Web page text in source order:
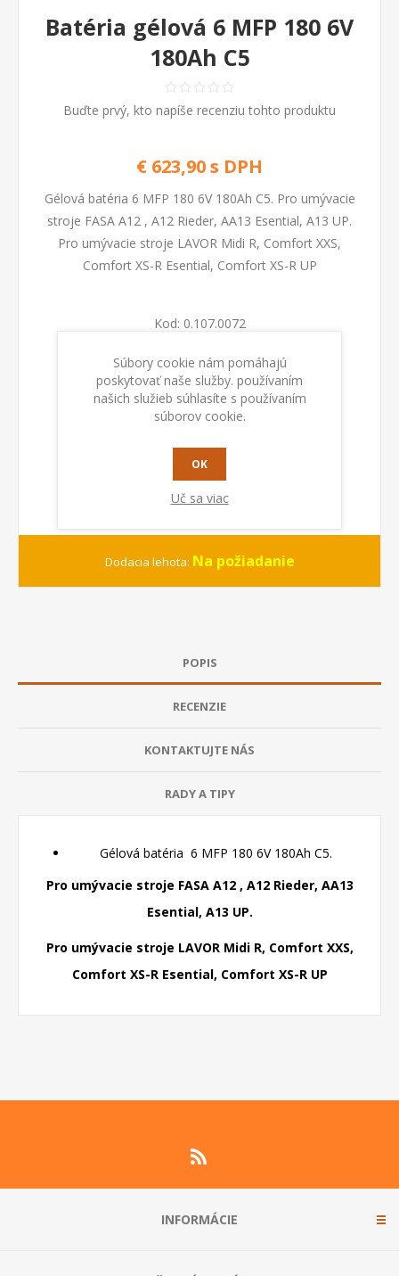
Batéria gélová 6 MFP 180 6V
180Ah C5
Buďte prvý, kto napíše recenziu tohto produktu
€ 623,90 s DPH
Gélová batéria 6 MFP 180 6V 180Ah C5. Pro umývacie
stroje FASA A12 , A12 Rieder, AA13 Esential, A13 UP.
Pro umývacie stroje LAVOR Midi R, Comfort XXS,
Comfort XS-R Esential, Comfort XS-R UP
Kod: 0.107.0072
PRIDAŤ DO KOŠÍKA
Dodacia lehota: Na požiadanie
POPIS
RECENZIE
KONTAKTUJTE NÁS
RADY A TIPY
Gélová batéria 6 MFP 180 6V 180Ah C5.
Pro umývacie stroje FASA A12 , A12 Rieder, AA13
Esential, A13 UP.
Pro umývacie stroje LAVOR Midi R, Comfort XXS,
Comfort XS-R Esential, Comfort XS-R UP
INFORMÁCIE
Súbory cookie nám pomáhajú
poskytovať naše služby. používaním
našich služieb súhlasíte s používaním
súborov cookie.
OK
Uč sa viac